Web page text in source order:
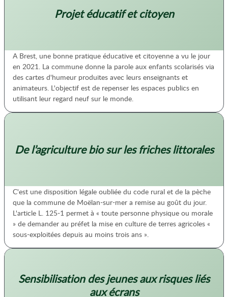
Projet éducatif et citoyen
A Brest, une bonne pratique éducative et citoyenne a vu le jour
en 2021. La commune donne la parole aux enfants scolarisés via
des cartes d'humeur produites avec leurs enseignants et
animateurs. L'objectif est de repenser les espaces publics en
utilisant leur regard neuf sur le monde.
De l’agriculture bio sur les friches littorales
C'est une disposition légale oubliée du code rural et de la pèche
que la commune de Moëlan-sur-mer a remise au goût du jour.
L'article L. 125-1 permet à « toute personne physique ou morale
» de demander au préfet la mise en culture de terres agricoles «
sous-exploitées depuis au moins trois ans ».
Sensibilisation des jeunes aux risques liés
aux écrans